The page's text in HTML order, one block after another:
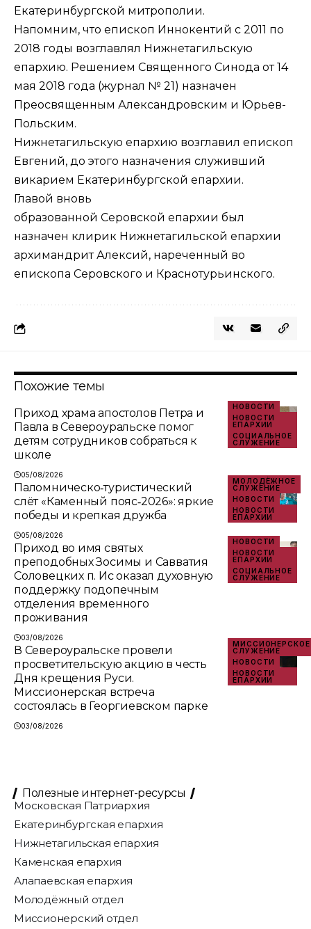
Екатеринбургской митрополии.
Напомним, что епископ Иннокентий с 2011 по
2018 годы возглавлял Нижнетагильскую
епархию. Решением Священного Синода от 14
мая 2018 года (журнал № 21) назначен
Преосвященным Александровским и Юрьев-
Польским.
Нижнетагильскую епархию возглавил епископ
Евгений, до этого назначения служивший
викарием Екатеринбургской епархии.
Главой вновь
образованной Серовской епархии был
назначен клирик Нижнетагильской епархии
архимандрит Алексий, нареченный во
епископа Серовского и Краснотурьинского.
Похожие темы
НОВОСТИ
НОВОСТИ
ЕПАРХИИ
СОЦИАЛЬНОЕ
СЛУЖЕНИЕ
Приход храма апостолов Петра и
Павла в Североуральске помог
детям сотрудников собраться к
школе
05/08/2026
МОЛОДЁЖНОЕ
СЛУЖЕНИЕ
НОВОСТИ
НОВОСТИ
ЕПАРХИИ
Паломническо‑туристический
слёт «Каменный пояс‑2026»: яркие
победы и крепкая дружба
05/08/2026
НОВОСТИ
НОВОСТИ
ЕПАРХИИ
СОЦИАЛЬНОЕ
СЛУЖЕНИЕ
Приход во имя святых
преподобных Зосимы и Савватия
Соловецких п. Ис оказал духовную
поддержку подопечным
отделения временного
проживания
03/08/2026
МИССИОНЕРСКОЕ
СЛУЖЕНИЕ
НОВОСТИ
НОВОСТИ
ЕПАРХИИ
В Североуральске провели
просветительскую акцию в честь
Дня крещения Руси.
Миссионерская встреча
состоялась в Георгиевском парке
03/08/2026
Полезные интернет-ресурсы
Московская Патриархия
Екатеринбургская епархия
Нижнетагильская епархия
Каменская епархия
Алапаевская епархия
Молодёжный отдел
Миссионерский отдел